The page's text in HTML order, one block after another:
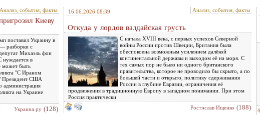
Анализ, события, факты
Киеву
поставил Украину в
разборки с
Михаэль фон
нуждается в
может быть
"С Ираном
Президент США
администрация
на Украине
Украина.ру (128)
16.06.2026 08:39 Анализ, события, факты
Откуда у лордов валдайская грусть
С начала XVIII века, с первых успехов Северной
войны России против Швеции, Британия была
обеспокоена возможным усилением далёкой
континентальной державы и выходом её на моря. С
тех самых пор не было ни одного британского
правительства, которое не проводило бы скрыто, а по
большей части и открыто, политику сдерживания
России в глубине Евразии, ограничения её
продвижения в традиционную Европу в западном понимании. При этом
Россия практически
Ростислав Ищенко (188)